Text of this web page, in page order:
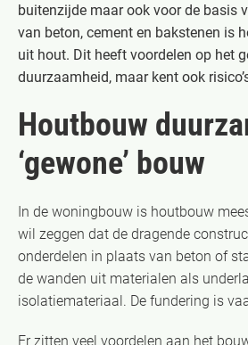
buitenzijde maar ook voor de basis
van beton, cement en bakstenen is
uit hout. Dit heeft voordelen op het
duurzaamheid, maar kent ook
Houtbouw
‘gewone’ bouw
In de woningbouw is houtbouw
wil zeggen dat de dragende
onderdelen in plaats van beton of
de wanden uit materialen als
isolatiemateriaal. De fundering is
Er zitten veel voordelen aan het